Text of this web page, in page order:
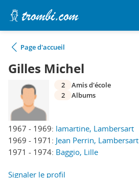
Page d'accueil
Gilles Michel
1967 - 1969: lamartine, Lambersart
1969 - 1971: Jean Perrin, Lambersart
1971 - 1974: Baggio, Lille
2
Amis d'école
2
Albums
Signaler le profil